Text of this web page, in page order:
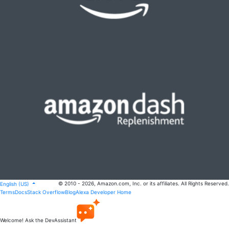
English (US)
© 2010 - 2026, Amazon.com, Inc. or its affiliates. All Rights Reserved.
TermsDocsStack OverflowBlogAlexa Developer Home